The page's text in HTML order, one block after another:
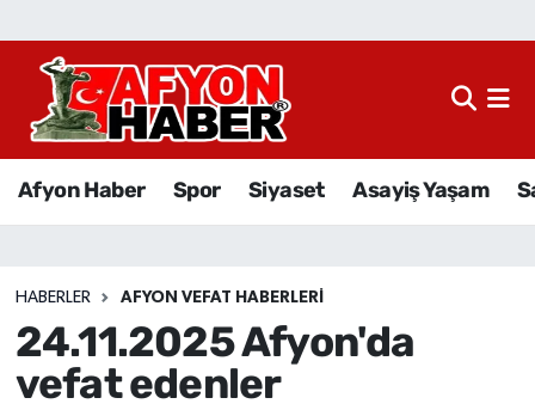
Afyon Haber Spor Siyaset Asayiş Yaşam
HABERLER AFYON VEFAT HABERLERI
24.11.2025 Afyon'da
vefat edenler
Afyon Haber
Sağlık
Eğitim